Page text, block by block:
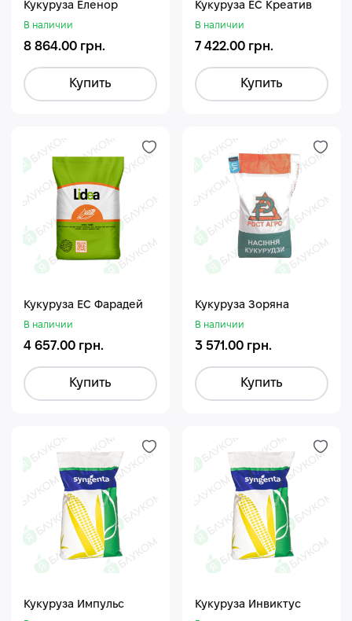
Кукуруза Еленор
В наличии
8 864.00 грн.
Купить
Кукуруза ЕС Креатив
В наличии
7 422.00 грн.
Купить
Кукуруза ЕС Фарадей
В наличии
4 657.00 грн.
Купить
Кукуруза Зоряна
В наличии
3 571.00 грн.
Купить
Кукуруза Импульс Кукуруза Инвиктус